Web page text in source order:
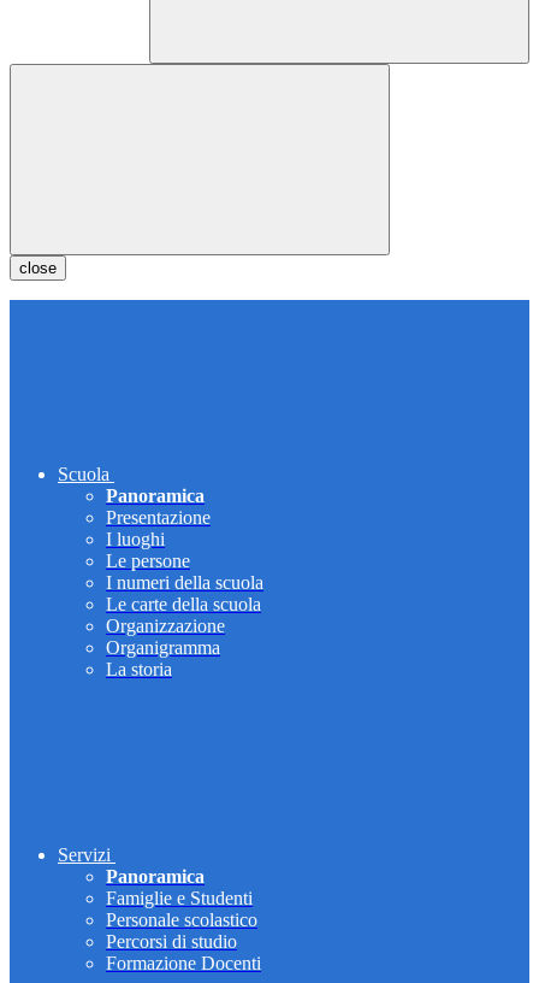
close
Scuola
Panoramica
Presentazione
I luoghi
Le persone
I numeri della scuola
Le carte della scuola
Organizzazione
Organigramma
La storia
Servizi
Panoramica
Famiglie e Studenti
Personale scolastico
Percorsi di studio
Formazione Docenti